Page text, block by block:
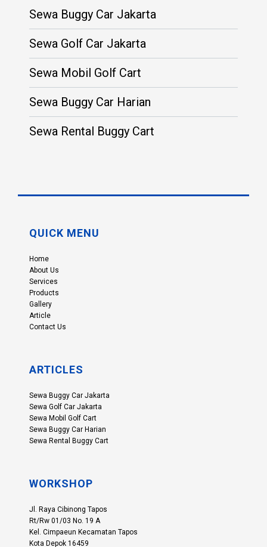
Sewa Buggy Car Jakarta
Sewa Golf Car Jakarta
Sewa Mobil Golf Cart
Sewa Buggy Car Harian
Sewa Rental Buggy Cart
QUICK MENU
Home
About Us
Services
Products
Gallery
Article
Contact Us
ARTICLES
Sewa Buggy Car Jakarta
Sewa Golf Car Jakarta
Sewa Mobil Golf Cart
Sewa Buggy Car Harian
Sewa Rental Buggy Cart
WORKSHOP
Jl. Raya Cibinong Tapos
Rt/Rw 01/03 No. 19 A
Kel. Cimpaeun Kecamatan Tapos
Kota Depok 16459